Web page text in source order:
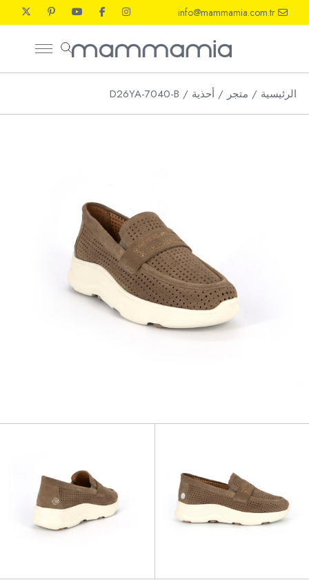
the
info@mammamia.com.tr
الرئيسية متجر أحذية D26YA-7040-B